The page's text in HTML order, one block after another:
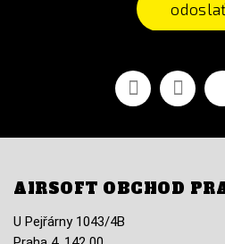
FacebookYoutube
AIRSOFT OBCHOD
U Pejřárny 1043/4B